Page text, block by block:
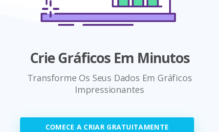
Crie Gráficos Em Minutos
Transforme Os Seus Dados Em Gráficos
Impressionantes
COMECE A CRIAR GRATUITAMENTE